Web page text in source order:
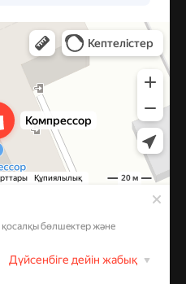
техники в Караганде